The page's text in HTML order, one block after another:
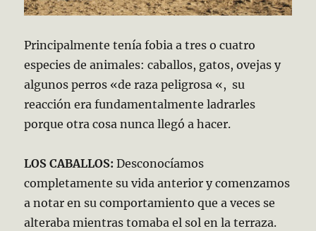
Principalmente tenía fobia a tres o cuatro
especies de animales: caballos, gatos, ovejas y
algunos perros «de raza peligrosa «, su
reacción era fundamentalmente ladrarles
porque otra cosa nunca llegó a hacer.
LOS CABALLOS: Desconocíamos
completamente su vida anterior y comenzamos
a notar en su comportamiento que a veces se
alteraba mientras tomaba el sol en la terraza.